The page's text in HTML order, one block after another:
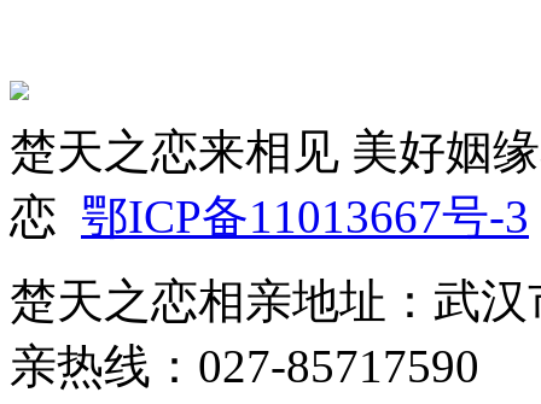
楚天之恋来相见 美好姻
恋 鄂ICP备11013667号-3
楚天之恋相亲地址：武
亲热线：027-85717590